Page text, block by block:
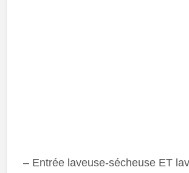
– Entrée laveuse-sécheuse ET